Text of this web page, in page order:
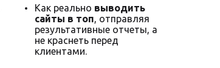
Как реально выводить
сайты в топ, отправляя
результативные отчеты, а
не краснеть перед
клиентами.